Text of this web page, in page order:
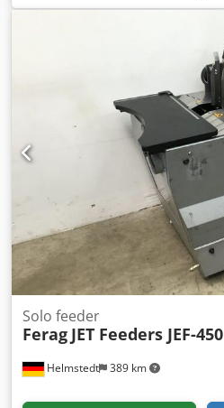
Helmstedt 389 km
Solo feeder
Ferag JET Feeders JEF-450